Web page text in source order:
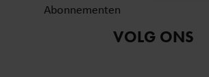
Abonnementen
VOLG ONS